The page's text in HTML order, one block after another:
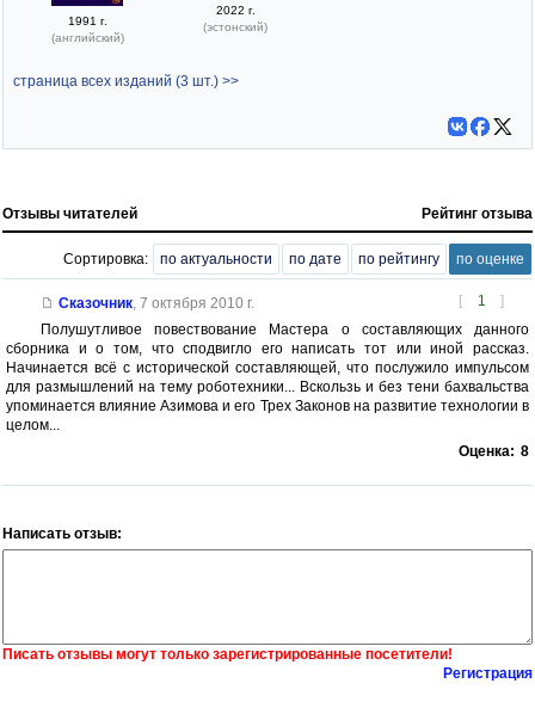
1991 г.
(английский)
2022 г.
(эстонский)
страница всех изданий (3 шт.) >>
Отзывы читателей Рейтинг отзыва
Сортировка: по актуальности по дате по рейтингу по оценке
[ 1 ]
Сказочник, 7 октября 2010 г.
Полушутливое повествование Мастера о составляющих данного
сборника и о том, что сподвигло его написать тот или иной рассказ.
Начинается всё с исторической составляющей, что послужило импульсом
для размышлений на тему роботехники... Вскользь и без тени бахвальства
упоминается влияние Азимова и его Трех Законов на развитие технологии в
целом...
Оценка: 8
Написать отзыв:
Писать отзывы могут только зарегистрированные посетители!
Регистрация